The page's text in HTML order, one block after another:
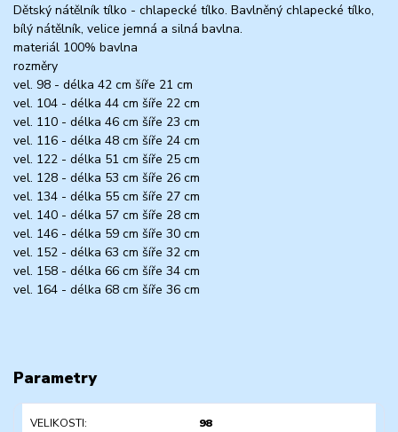
Dětský nátělník tílko - chlapecké tílko. Bavlněný chlapecké tílko,
bílý nátělník, velice jemná a silná bavlna.
materiál 100% bavlna
rozměry
vel. 98 - délka 42 cm šíře 21 cm
vel. 104 - délka 44 cm šíře 22 cm
vel. 110 - délka 46 cm šíře 23 cm
vel. 116 - délka 48 cm šíře 24 cm
vel. 122 - délka 51 cm šíře 25 cm
vel. 128 - délka 53 cm šíře 26 cm
vel. 134 - délka 55 cm šíře 27 cm
vel. 140 - délka 57 cm šíře 28 cm
vel. 146 - délka 59 cm šíře 30 cm
vel. 152 - délka 63 cm šíře 32 cm
vel. 158 - délka 66 cm šíře 34 cm
vel. 164 - délka 68 cm šíře 36 cm
Parametry
VELIKOSTI 98